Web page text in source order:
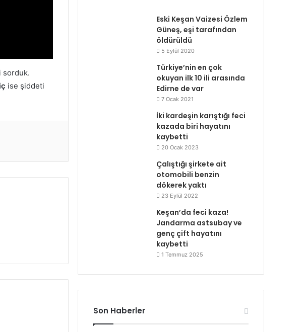
sorduk.
ise şiddeti
Eski Keşan Vaizesi Özlem
Güneş, eşi tarafından
öldürüldü
5 Eylül 2020
Türkiye’nin en çok
okuyan ilk 10 ili arasında
Edirne de var
7 Ocak 2021
İki kardeşin karıştığı feci
kazada biri hayatını
kaybetti
20 Ocak 2023
Çalıştığı şirkete ait
otomobili benzin
dökerek yaktı
23 Eylül 2022
Keşan’da feci kaza!
Jandarma astsubay ve
genç çift hayatını
kaybetti
1 Temmuz 2025
Son Haberler